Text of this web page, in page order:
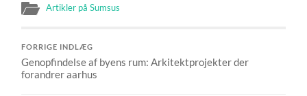
Artikler på Sumsus
FORRIGE INDLÆG
Genopfindelse af byens rum: Arkitektprojekter der
forandrer aarhus